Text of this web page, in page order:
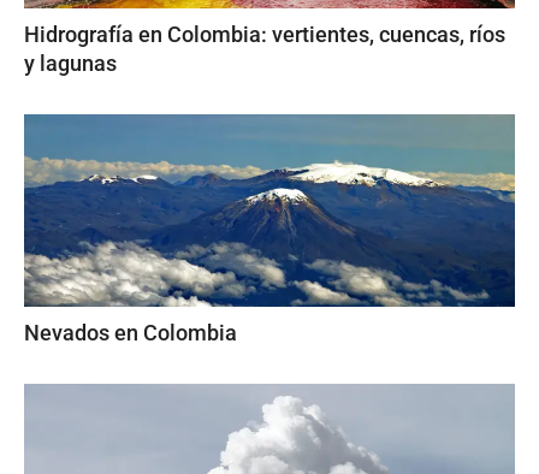
Hidrografía en Colombia: vertientes, cuencas, ríos
y lagunas
Nevados en Colombia